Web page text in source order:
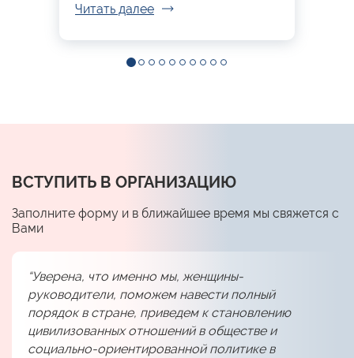
Читать далее
ВСТУПИТЬ В ОРГАНИЗАЦИЮ
Заполните форму и в ближайшее время мы свяжется с
Вами
“Уверена, что именно мы, женщины-
руководители, поможем навести полный
порядок в стране, приведем к становлению
цивилизованных отношений в обществе и
социально-ориентированной политике в